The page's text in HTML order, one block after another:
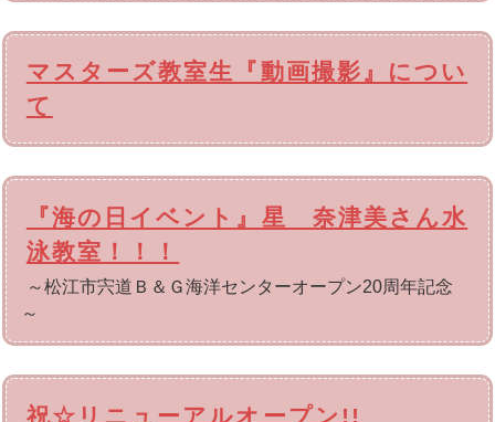
マスターズ教室生『動画撮影』につい
て
『海の日イベント』星 奈津美さん水
泳教室！！！
～松江市宍道Ｂ＆Ｇ海洋センターオープン20周年記念
～
祝☆リニューアルオープン!!